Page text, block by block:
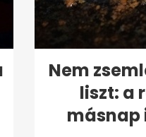
Nem
liszt: a
másnap